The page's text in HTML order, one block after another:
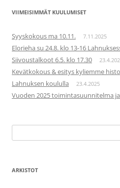
VIIMEISIMMÄT KUULUMISET
Syyskokous ma 10.11. 7.11.2025
Elorieha su 24.8. klo 13-16
Siivoustalkoot 6.5. klo 17.30
Kevätkokous & esitys kyliemme
Lahnuksen koululla
23.4.2025
Vuoden 2025 toimintasuunnitelma
ARKISTOT